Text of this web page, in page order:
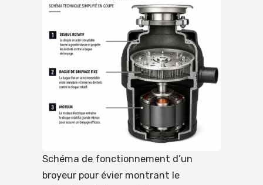
Schéma de fonctionnement d’un
broyeur pour évier montrant le